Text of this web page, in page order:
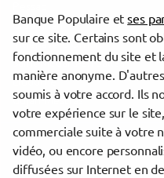
Gradignan
Villenave-d'Ornon
Saint-Médard-en-Jalles
Libourne
Gujan-Mestras
Trouver une agence Banque
Gironde
Banque Populaire etses
sur ce site. Certains sont
fonctionnement du site et
manière anonyme.
soumis à votre accord. Ils
votre expérience sur le
commerciale suite à votre
vidéo, ou encore
diffusées sur Internet en